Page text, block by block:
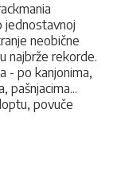
jednostavnoj
neobične
najbrže rekorde.
- po kanjonima,
pašnjacima...
povuče